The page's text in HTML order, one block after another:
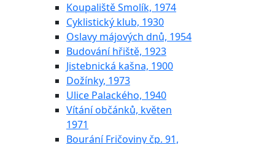
Koupaliště Smolík, 1974
Cyklistický klub, 1930
Oslavy májových dnů, 1954
Budování hřiště, 1923
Jistebnická kašna, 1900
Dožínky, 1973
Ulice Palackého, 1940
Vítání občánků, květen
1971
Bourání Fričoviny čp. 91,